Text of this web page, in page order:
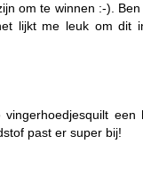
om te winnen :-).
lijkt me leuk om dit
vingerhoedjesquilt een
past er super bij!